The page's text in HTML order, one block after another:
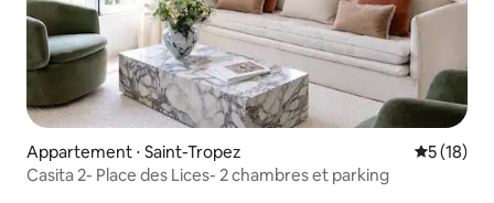
Appartement ⋅ Saint-Tropez
5 (18)
Casita 2- Place des Lices- 2 chambres et parking